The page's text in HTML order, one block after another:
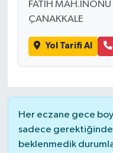
FATİH
ÇANAKKALE
Yol Tarifi Al
Her eczane gece
sadece gerektiğinde
beklenmedik